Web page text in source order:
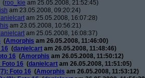
(roo_kie am 25.05.2008, 21:52:45)
am 23.05.2008, 09:20:24)
am 25.05.2008, 16:07:28)
am 23.05.2008, 10:56:21)
am 25.05.2008, 16:08:37)
(Amorphis am 26.05.2008, 11:46:00)
(danielcart am 26.05.2008, 11:48:46)
16 (Amorphis am 26.05.2008, 11:50:12)
Foto 16 (danielcart am 26.05.2008, 11:51:05)
Foto 16 (Amorphis am 26.05.2008, 11:53:12)